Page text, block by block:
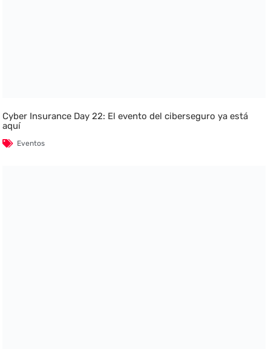
Cyber Insurance Day 22: El evento del ciberseguro ya está
aquí
Eventos